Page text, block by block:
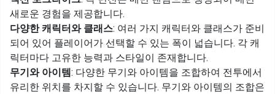
새로운 경험을 제공합니다.
다양한 캐릭터와 클래스: 여러 가지 캐릭터와 클래스가 준비
되어 있어 플레이어가 선택할 수 있는 폭이 넓습니다. 각 캐
릭터마다 고유한 능력과 스타일이 존재합니다.
무기와 아이템: 다양한 무기와 아이템을 조합하여 전투에서
유리한 위치를 차지할 수 있습니다. 무기와 아이템의 조합은